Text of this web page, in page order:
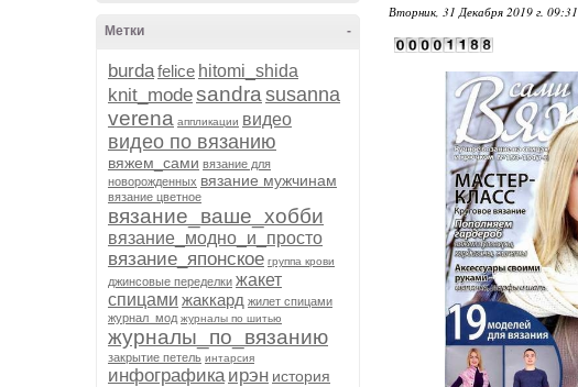
-
Метки
burdafelice hitomi_shida
knit_modesandra susanna
verena аппликации видео
видео по вязанию
вяжем_сами вязание для
новорожденных вязание мужчинам
вязание цветное
вязание_ваше_хобби
вязание_модно_и_просто
вязание_японское группа крови
джинсовые переделки жакет
спицами жаккард жилет спицами
журнал_мод журналы по шитью
журналы_по_вязанию
закрытие петель интарсия
инфографика ирэн история
Вторник, 31 Декабря 2019 г. 09:31